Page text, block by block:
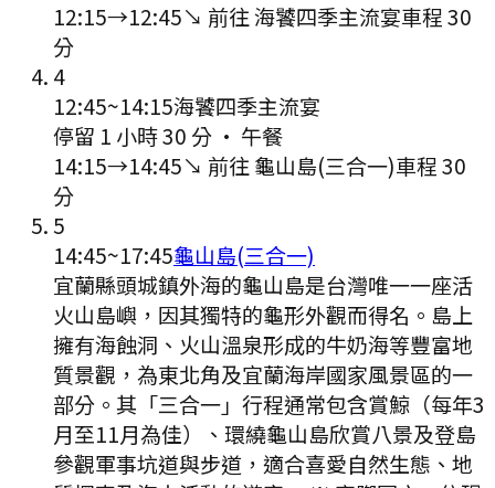
12:15→12:45↘ 前往海饕四季主流宴車程30
分
4
12:45~14:15海饕四季主流宴
停留 1 小時 30 分 · 午餐
14:15→14:45↘ 前往 龜山島(三合一)車程30
分
5
14:45~17:45龜山島(三合一)
宜蘭縣頭城鎮外海的龜山島是台灣唯一一座活
火山島嶼，因其獨特的龜形外觀而得名。島上
擁有海蝕洞、火山溫泉形成的牛奶海等豐富地
質景觀，為東北角及宜蘭海岸國家風景區的一
部分。其「三合一」行程通常包含賞鯨（每年3
月至11月為佳）、環繞龜山島欣賞八景及登島
參觀軍事坑道與步道，適合喜愛自然生態、地